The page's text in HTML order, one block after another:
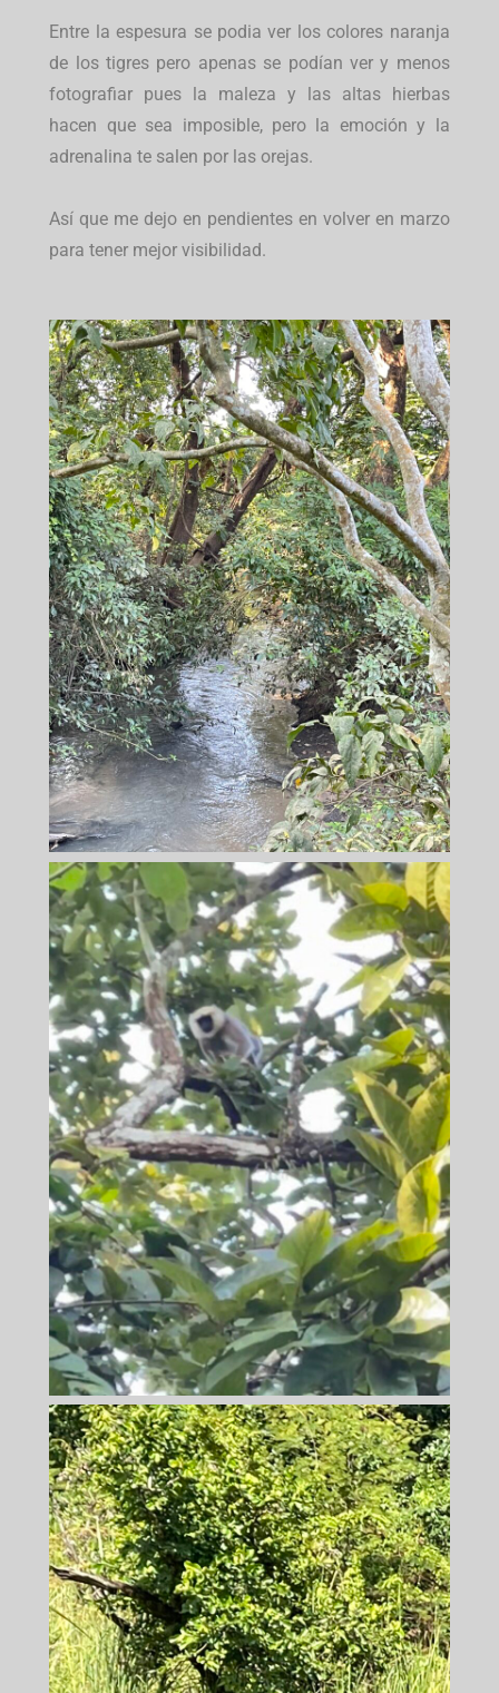
Entre la espesura se podia ver los colores naranja
de los tigres pero apenas se podían ver y menos
fotografiar pues la maleza y las altas hierbas
hacen que sea imposible, pero la emoción y la
adrenalina te salen por las orejas.
Así que me dejo en pendientes en volver en marzo
para tener mejor visibilidad.